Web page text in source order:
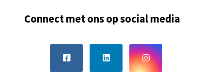
Connect met ons opsocial media